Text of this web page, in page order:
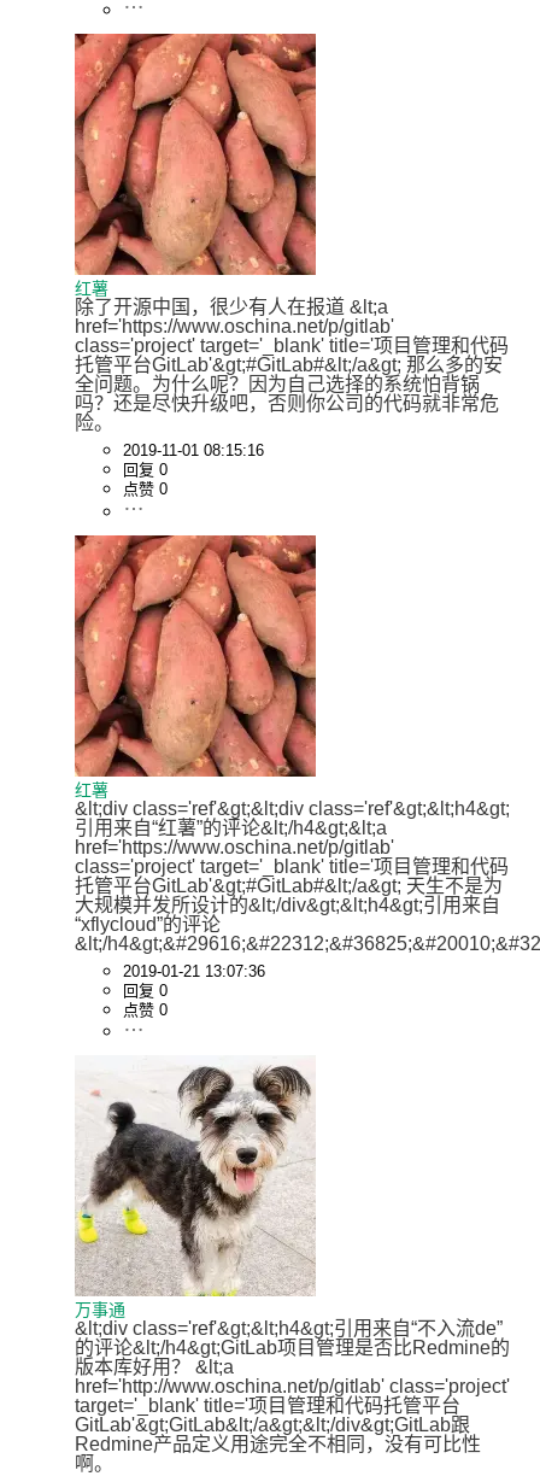
红薯
除了开源中国，很少有人在报道 &lt;a
href='https://www.oschina.net/p/gitlab'
class='project' target='_blank' title='项目管理和代码
托管平台GitLab'&gt;#GitLab#&lt;/a&gt; 那么多的安
全问题。为什么呢？因为自己选择的系统怕背锅
吗？还是尽快升级吧，否则你公司的代码就非常危
险。
2019-11-01 08:15:16
回复 0
点赞 0
红薯
&lt;div class='ref'&gt;&lt;div class='ref'&gt;&lt;h4&gt;
引用来自“红薯”的评论&lt;/h4&gt;&lt;a
href='https://www.oschina.net/p/gitlab'
class='project' target='_blank' title='项目管理和代码
托管平台GitLab'&gt;#GitLab#&lt;/a&gt; 天生不是为
大规模并发所设计的&lt;/div&gt;&lt;h4&gt;引用来自
“xflycloud”的评论
&lt;/
2019-01-21 13:07:36
回复 0
点赞 0
万事通
&lt;div class='ref'&gt;&lt;h4&gt;引用来自“不入流de”
的评论&lt;/h4&gt;GitLab项目管理是否比Redmine的
版本库好用？ &lt;a
href='http://www.oschina.net/p/gitlab' class='project'
target='_blank' title='项目管理和代码托管平台
GitLab'&gt;GitLab&lt;/a&gt;&lt;/div&gt;GitLab跟
Redmine产品定义用途完全不相同，没有可比性
啊。